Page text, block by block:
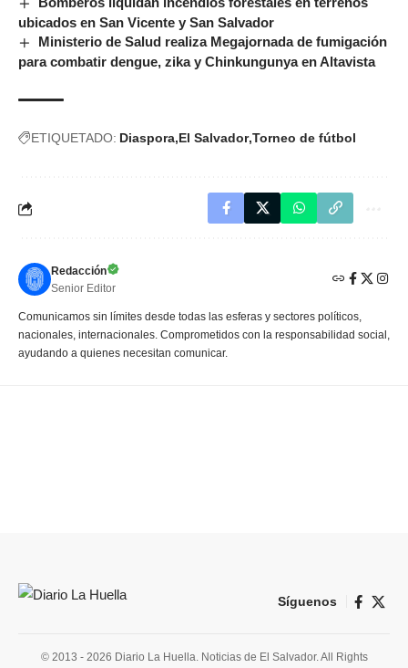
ubicados en San Vicente y San Salvador
Ministerio de Salud realiza Megajornada de fumigación
para combatir dengue, zika y Chinkungunya en Altavista
ETIQUETADO: Diaspora El Salvador Torneo de fútbol
Redacción
Senior Editor
Comunicamos sin límites desde todas las esferas y sectores políticos,
nacionales, internacionales. Comprometidos con la responsabilidad social,
ayudando a quienes necesitan comunicar.
Síguenos
© 2013 - 2026 Diario La Huella. Noticias de El Salvador. All Rights